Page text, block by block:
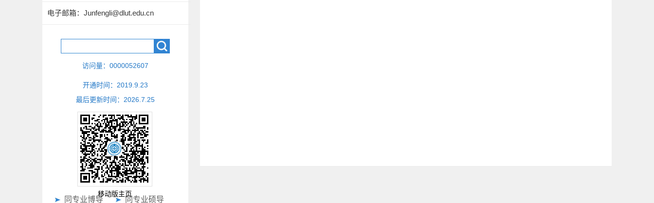
电子邮箱： Junfengli@dlut.edu.cn
访问量： 0000052607
开通时间： 2019 9 23
最后更新时间： 2026 7 25
移动版主页
同专业博导 同专业硕导